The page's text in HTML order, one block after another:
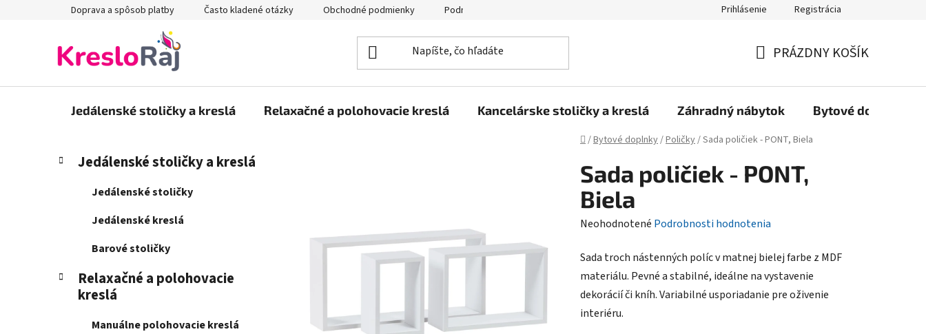
Doprava a spôsob platby Často kladené otázky Obchodné podmienky Podmienky ochrany osobných údajov Reklamačný poriadok, Záručné podmienky Reklamačný formulár
Prihlásenie Registrácia
KOŠÍK
PRÁZDNY KOŠÍK
Jedálenské stoličky a kreslá Relaxačné a polohovacie kreslá Kancelárske stoličky a kreslá Záhradný nábytok Bytové doplnky
Domov
/Bytové doplnky/Poličky/Sada poličiek - PONT, Biela
B
n
Preskočiť
kategórie
K
a
e
Jedálenské stoličky a kreslá
Jedálenské stoličky
Jedálenské kreslá
Barové stoličky
Relaxačné a polohovacie
kreslá
Manuálne polohovacie kreslá
Sada poličiek - PONT,
Biela
Priemerné
produktu
je
0,0
z
Neohodnotené Podrobnosti hodnotenia
Sada troch nástenných políc v matnej bielej farbe z MDF
materiálu. Pevné a stabilné, ideálne na vystavenie
dekorácií či kníh. Variabilné usporiadanie pre oživenie
interiéru.